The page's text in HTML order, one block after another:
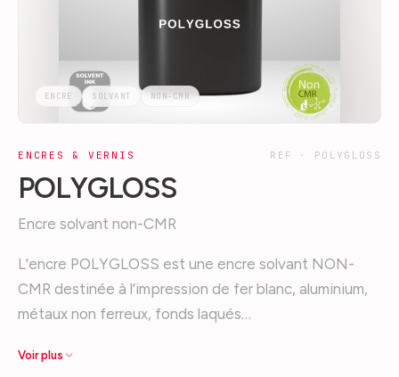
ENCRE SOLVANT NON-CMR
ENCRES & VERNIS REF · POLYGLOSS
POLYGLOSS
Encre solvant non-CMR
L'encre POLYGLOSS est une encre solvant NON-
CMR destinée à l’impression de fer blanc, aluminium,
métaux non ferreux, fonds laqués…
Voir plus